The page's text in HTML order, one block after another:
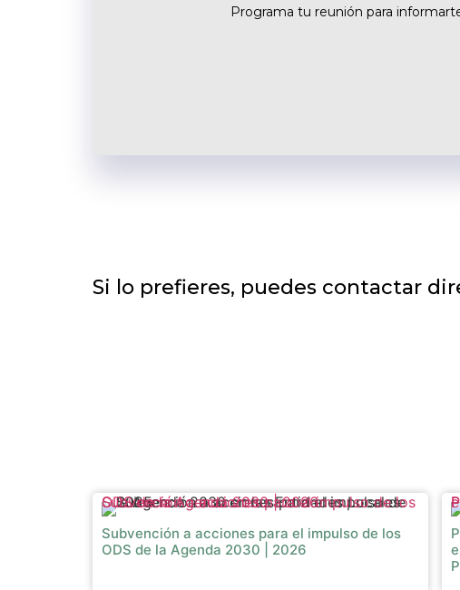
Programa tu reunión para
Si lo prefieres, puedes contactar
Subvención a acciones para el impulso de los ODS de la Agenda 2030 | 2026
Subvención a acciones para el impulso de los
ODS de la Agenda 2030 | 2026